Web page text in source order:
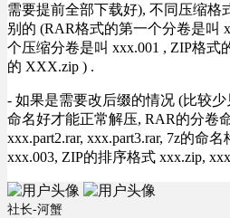
需要提前全部下载好), 不同压缩格
别的 (RAR格式的第一个分卷是叫
个压缩分卷是叫 xxx.001 , ZIP格式
的 XXX.zip ) .
- 如果是需要改后缀的情况 (比较
命名好才能正常解压, RAR的分卷
xxx.part2.rar, xxx.part3.rar, 7z的命
xxx.003, ZIP的排序格式 xxx.zip,
社长-河蟹